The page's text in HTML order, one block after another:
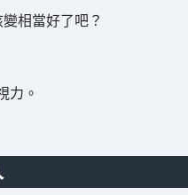
相當好了吧？
力。